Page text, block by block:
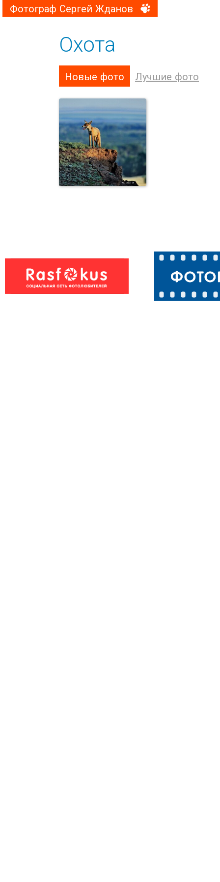
Фотограф Сергей Жданов
Охота
Новые фото Лучшие фото
Лиса, утренняя
охота ...